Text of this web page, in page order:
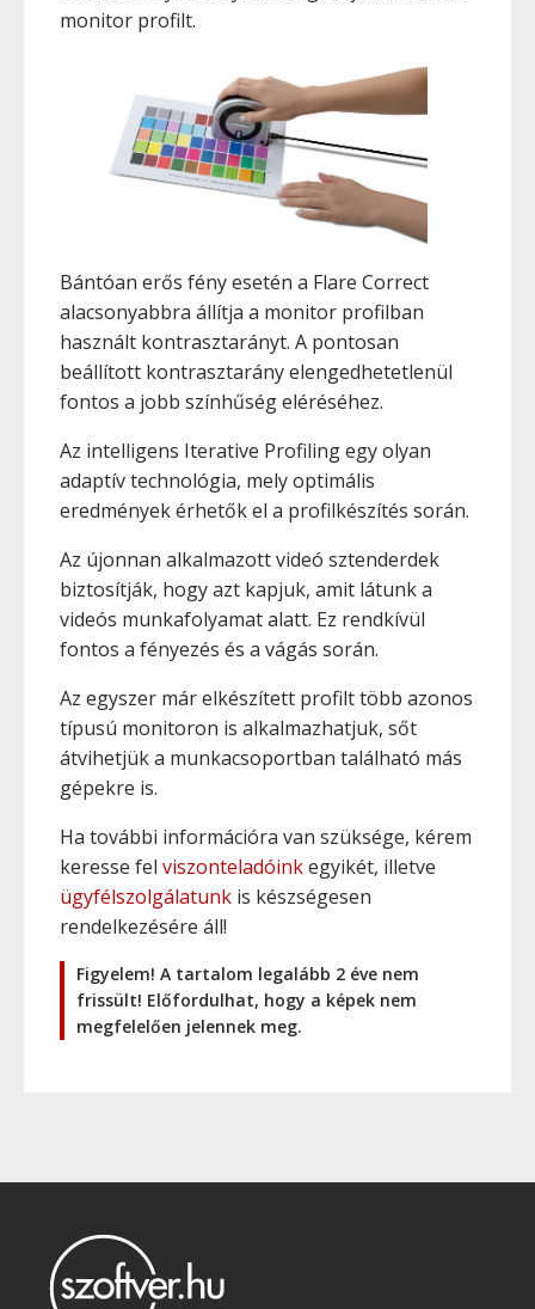
monitor profilt.
Bántóan erős fény esetén a Flare Correct
alacsonyabbra állítja a monitor profilban
használt kontrasztarányt. A pontosan
beállított kontrasztarány elengedhetetlenül
fontos a jobb színhűség eléréséhez.
Az intelligens Iterative Profiling egy olyan
adaptív technológia, mely optimális
eredmények érhetők el a profilkészítés során.
Az újonnan alkalmazott videó sztenderdek
biztosítják, hogy azt kapjuk, amit látunk a
videós munkafolyamat alatt. Ez rendkívül
fontos a fényezés és a vágás során.
Az egyszer már elkészített profilt több azonos
típusú monitoron is alkalmazhatjuk, sőt
átvihetjük a munkacsoportban található más
gépekre is.
Ha további információra van szüksége, kérem
keresse fel viszonteladóinkegyikét, illetve
ügyfélszolgálatunk is készségesen
rendelkezésére áll!
Figyelem! A tartalom legalább 2 éve nem
frissült! Előfordulhat, hogy a képek nem
megfelelően jelennek meg.